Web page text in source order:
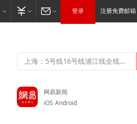
登录 注册免费邮箱
网易新闻
iOS Android